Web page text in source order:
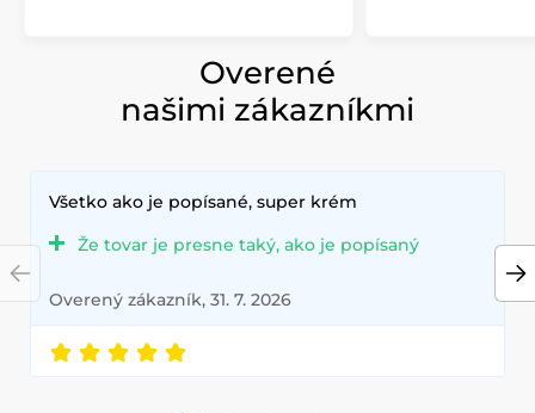
Overené
našimi zákazníkmi
Všetko ako je popísané, super krém
Že tovar je presne taký, ako je popísaný
Overený zákazník, 31. 7. 2026